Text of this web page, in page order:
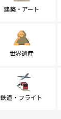
建築・アート
世界遺産
鉄道・フライト